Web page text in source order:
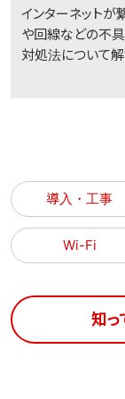
インターネット
や回線などの不
対処法について解
導入・工事
Wi-Fi
知っ